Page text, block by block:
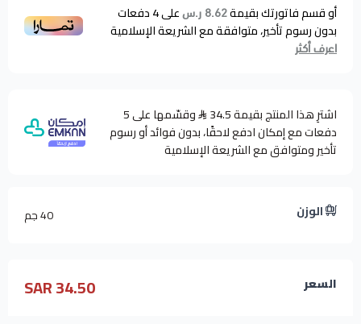
أو قسم فاتورتك بقيمة8.62 ر.س على4دفعات
بدون رسوم تأخير، متوافقة مع الشريعة الإسلامية
اعرف أكثر
اشترِ هذا المنتج بقيمة 34.5
وقسّمها على 5
دفعات مع إمكان ادفع لاحقًا، بدون فوائد أو رسوم
تأخير ومتوافق مع الشريعة الإسلامية
الوزن 40 جم
السعر 34.50 SAR